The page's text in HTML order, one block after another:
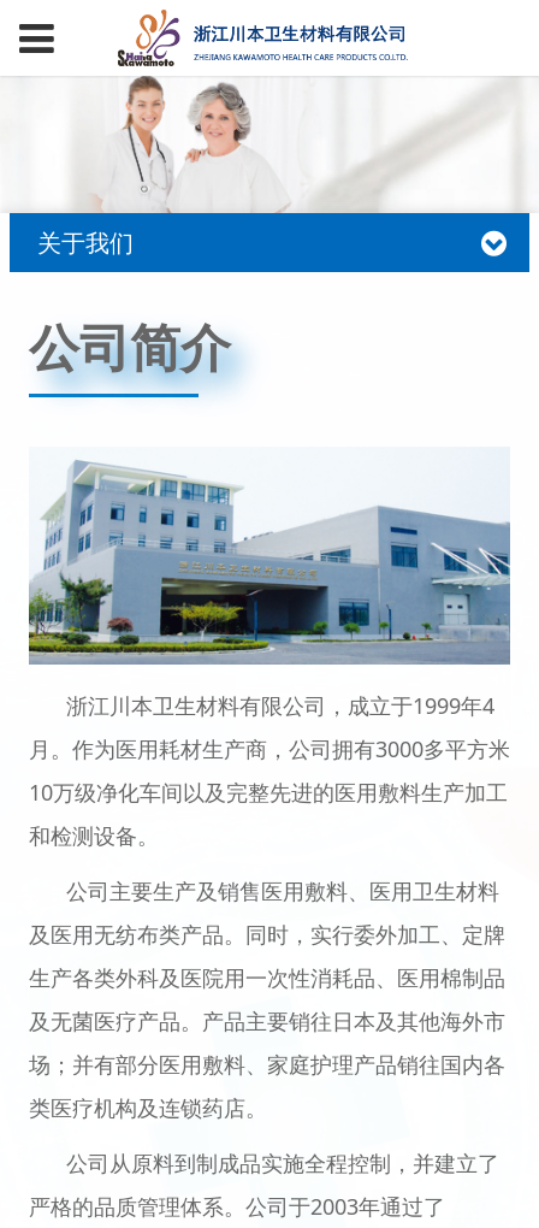
关于我们
公司简介
浙江川本卫生材料有限公司，成立于1999年4
月。作为医用耗材生产商，公司拥有3000多平方米
10万级净化车间以及完整先进的医用敷料生产加工
和检测设备。
公司主要生产及销售医用敷料、医用卫生材料
及医用无纺布类产品。同时，实行委外加工、定牌
生产各类外科及医院用一次性消耗品、医用棉制品
及无菌医疗产品。产品主要销往日本及其他海外市
场；并有部分医用敷料、家庭护理产品销往国内各
类医疗机构及连锁药店。
公司从原料到制成品实施全程控制，并建立了
严格的品质管理体系。公司于2003年通过了